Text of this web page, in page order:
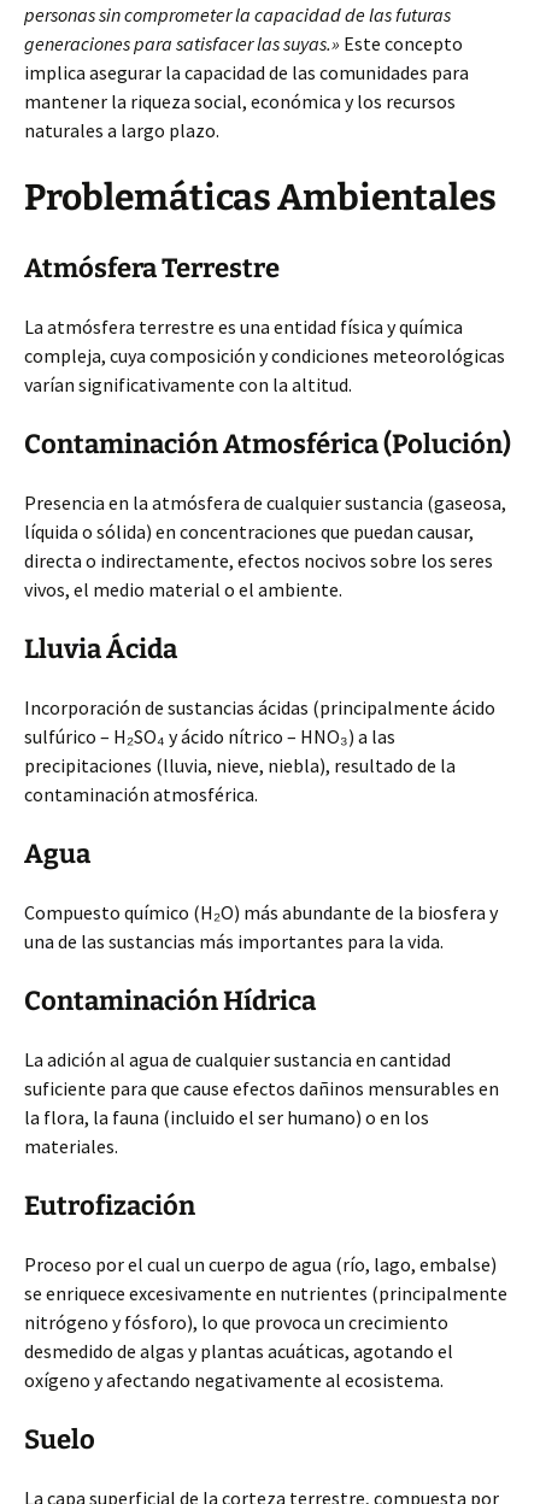
personas sin comprometer la capacidad de las futuras
generaciones para satisfacer las suyas.» Este concepto
implica asegurar la capacidad de las comunidades para
mantener la riqueza social, económica y los recursos
naturales a largo plazo.
Problemáticas Ambientales
Atmósfera Terrestre
La atmósfera terrestre es una entidad física y química
compleja, cuya composición y condiciones meteorológicas
varían significativamente con la altitud.
Contaminación Atmosférica (Polución)
Presencia en la atmósfera de cualquier sustancia (gaseosa,
líquida o sólida) en concentraciones que puedan causar,
directa o indirectamente, efectos nocivos sobre los seres
vivos, el medio material o el ambiente.
Lluvia Ácida
Incorporación de sustancias ácidas (principalmente ácido
sulfúrico – H₂SO₄ y ácido nítrico – HNO₃) a las
precipitaciones (lluvia, nieve, niebla), resultado de la
contaminación atmosférica.
Agua
Compuesto químico (H₂O) más abundante de la biosfera y
una de las sustancias más importantes para la vida.
Contaminación Hídrica
La adición al agua de cualquier sustancia en cantidad
suficiente para que cause efectos dañinos mensurables en
la flora, la fauna (incluido el ser humano) o en los
materiales.
Eutrofización
Proceso por el cual un cuerpo de agua (río, lago, embalse)
se enriquece excesivamente en nutrientes (principalmente
nitrógeno y fósforo), lo que provoca un crecimiento
desmedido de algas y plantas acuáticas, agotando el
oxígeno y afectando negativamente al ecosistema.
Suelo
La capa superficial de la corteza terrestre, compuesta por